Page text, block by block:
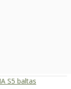
S5 baltas